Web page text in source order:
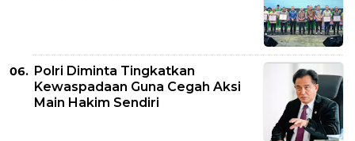
Polri Diminta Tingkatkan
Kewaspadaan Guna Cegah Aksi
Main Hakim Sendiri